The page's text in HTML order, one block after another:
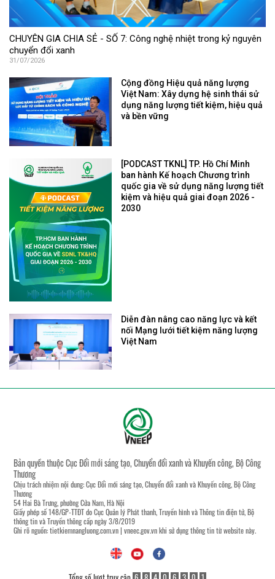
CHUYÊN GIA CHIA SẺ - SỐ 7: Công nghệ nhiệt trong kỷ nguyên
chuyển đổi xanh
31/07/2026
Cộng đồng Hiệu quả năng lượng
Việt Nam: Xây dựng hệ sinh thái sử
dụng năng lượng tiết kiệm, hiệu quả
và bền vững
[PODCAST TKNL] TP. Hồ Chí Minh
ban hành Kế hoạch Chương trình
quốc gia về sử dụng năng lượng tiết
kiệm và hiệu quả giai đoạn 2026 -
2030
Diễn đàn nâng cao năng lực và kết
nối Mạng lưới tiết kiệm năng lượng
Việt Nam
Bản quyền thuộc Cục Đổi mới sáng tạo, Chuyển đổi xanh và Khuyến công, Bộ Công
Thương
Chịu trách nhiệm nội dung: Cục Đổi mới sáng tạo, Chuyển đổi xanh và Khuyến công, Bộ Công
Thương
54 Hai Bà Trưng, phường Cửa Nam, Hà Nội
Giấy phép số 148/GP-TTĐT do Cục Quản lý Phát thanh, Truyền hình và Thông tin điện tử, Bộ
thông tin và Truyền thông cấp ngày 3/8/2019
Ghi rõ nguồn:tietkiemnangluong.com.vn| vneec.gov.vnkhi sử dụng thông tin từ website này.